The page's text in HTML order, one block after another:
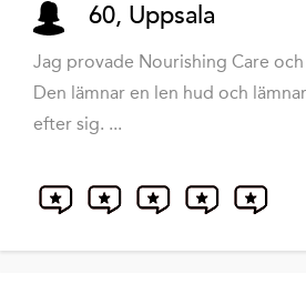
60, Uppsala
Jag provade Nourishing Care
Den lämnar en len hud och
efter sig. ...